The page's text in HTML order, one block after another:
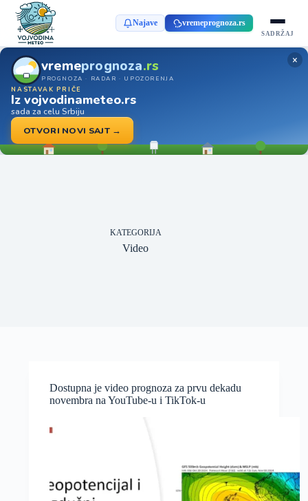
Najave vremeprognoza.rs
SADRŽAJ
vremeprognoza.rs
PROGNOZA · RADAR · UPOZORENJA
NASTAVAK PRIČE
Iz vojvodinameteo.rs
sada za celu Srbiju
OTVORI NOVI SAJT →
×
KATEGORIJA
Video
Dostupna je video prognoza za prvu dekadu
novembra na YouTube-u i TikTok-u